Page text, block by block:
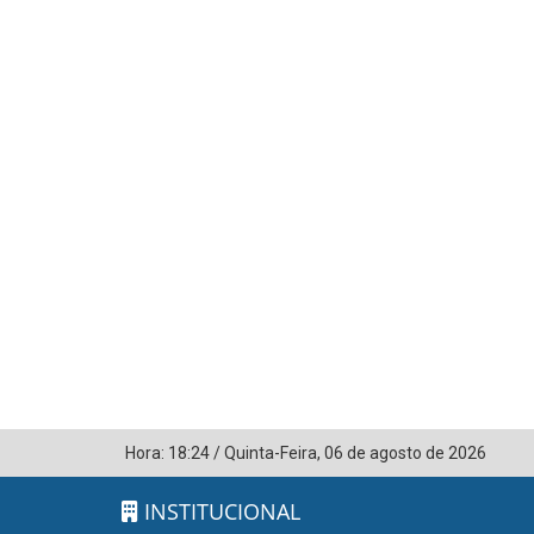
Hora: 18:24/Quinta-Feira, 06 de agosto de 2026
INSTITUCIONAL